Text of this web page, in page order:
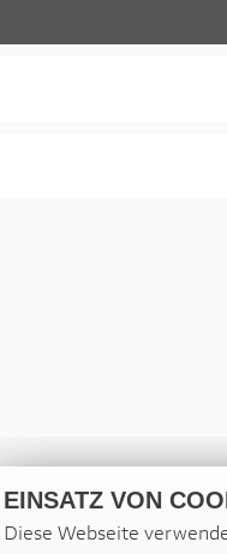
EINSATZ VON
Diese Webseite